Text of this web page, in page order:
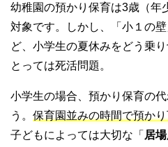
幼稚園の預かり保育は3歳（年
対象です。しかし、「小１の
ど、小学生の夏休みをどう乗
とっては死活問題。
小学生の場合、預かり保育の
う。 保育園並みの時間で預か
子どもによっては大切な「 居